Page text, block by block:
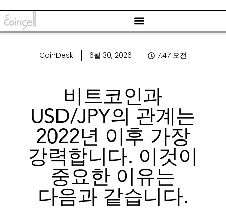
CoinDesk 6월 30, 2026 7:47 오전
비트코인과
USD/JPY의 관계는
2022년 이후 가장
강력합니다. 이것이
중요한 이유는
다음과 같습니다.